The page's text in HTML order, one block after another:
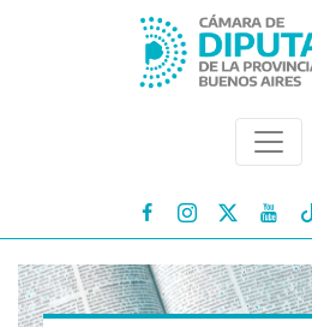
 